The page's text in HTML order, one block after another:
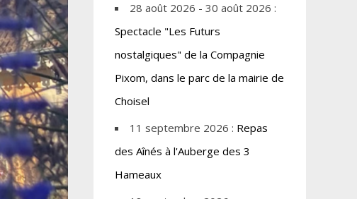
28 août 2026 - 30 août 2026 :
Spectacle "Les Futurs
nostalgiques" de la Compagnie
Pixom, dans le parc de la mairie de
Choisel
11 septembre 2026 : Repas
des Aînés à l'Auberge des 3
Hameaux